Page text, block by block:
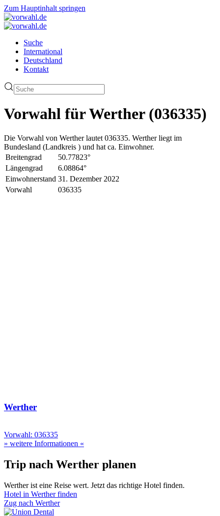
Zum Hauptinhalt springen
Suche
International
Deutschland
Kontakt
Vorwahl für Werther (036335)
Die Vorwahl von Werther lautet 036335. Werther liegt im
Bundesland (Landkreis ) und hat ca. Einwohner.
Breitengrad
50.77823°
Längengrad
6.08864°
Einwohnerstand 31. Dezember 2022
Vorwahl
036335
Werther
Vorwahl: 036335
» weitere Informationen «
Trip nach Werther planen
Werther ist eine Reise wert. Jetzt das richtige Hotel finden.
Hotel in Werther finden
Zug nach Werther